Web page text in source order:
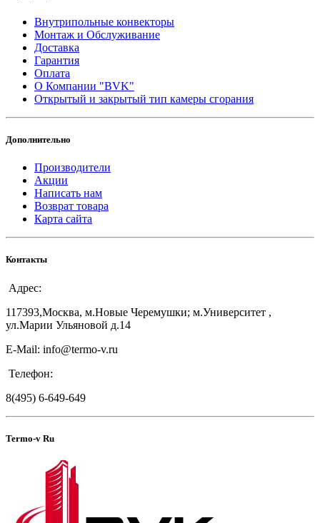
Внутрипольные конвекторы
Монтаж и Обслуживание
Доставка
Гарантия
Оплата
О Компании "BVK"
Открытый и закрытый тип камеры сгорания
Дополнительно
Производители
Акции
Написать нам
Возврат товара
Карта сайта
Контакты
Адрес:
117393,Москва, м.Новые Черемушки; м.Университет ,
ул.Марии Ульяновой д.14
E-Mail: info@termo-v.ru
Телефон:
8(495) 6-649-649
Termo-v Ru